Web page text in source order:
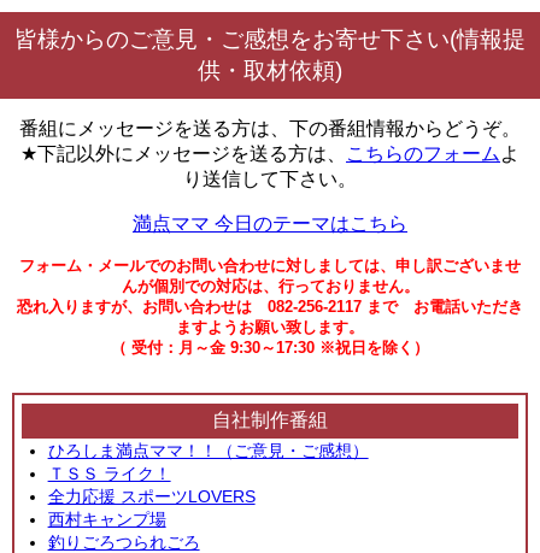
皆様からのご意見・ご感想をお寄せ下さい(情報提
供・取材依頼)
番組にメッセージを送る方は、下の番組情報からどうぞ。
★下記以外にメッセージを送る方は、
こちらのフォーム よ
り送信して下さい。
満点ママ 今日のテーマはこちら
フォーム・メールでのお問い合わせに対しましては、申し訳ございませ
んが個別での対応は、行っておりません。
恐れ入りますが、お問い合わせは 082-256-2117 まで お電話いただき
ますようお願い致します。
（ 受付：月～金 9:30～17:30 ※祝日を除く）
自社制作番組
ひろしま満点ママ！！（ご意見・ご感想）
ＴＳＳ ライク！
全力応援 スポーツLOVERS
西村キャンプ場
釣りごろつられごろ